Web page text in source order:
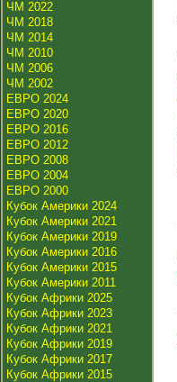
ЧМ 2022
ЧМ 2018
ЧМ 2014
ЧМ 2010
ЧМ 2006
ЧМ 2002
ЕВРО 2024
ЕВРО 2020
ЕВРО 2016
ЕВРО 2012
ЕВРО 2008
ЕВРО 2004
ЕВРО 2000
Кубок Америки 2024
Кубок Америки 2021
Кубок Америки 2019
Кубок Америки 2016
Кубок Америки 2015
Кубок Америки 2011
Кубок Африки 2025
Кубок Африки 2023
Кубок Африки 2021
Кубок Африки 2019
Кубок Африки 2017
Кубок Африки 2015